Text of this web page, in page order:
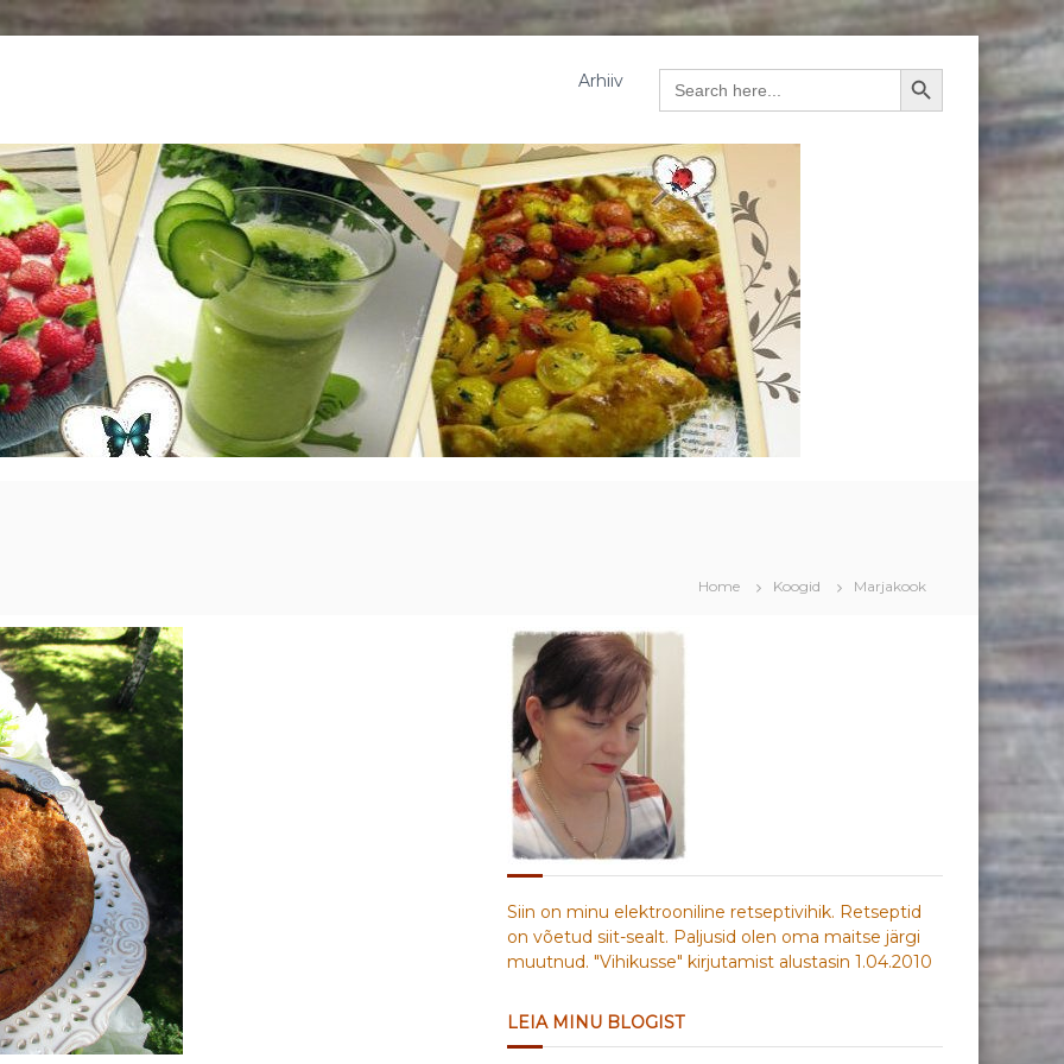
Arhiiv
Home Koogid Marjakook
Siin on minu elektrooniline retseptivihik. Retseptid
on võetud siit-sealt. Paljusid olen oma maitse järgi
muutnud. "Vihikusse" kirjutamist alustasin 1.04.2010
LEIA MINU BLOGIST